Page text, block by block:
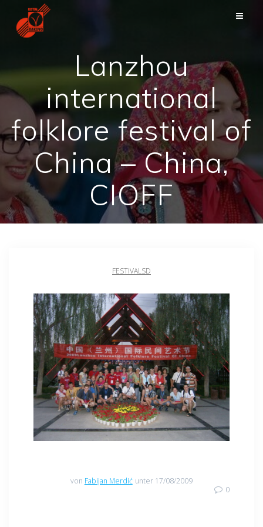
Lanzhou
international
folklore festival of
China – China,
CIOFF
FESTIVALSD
von Fabijan Merdić unter 17/08/2009
0